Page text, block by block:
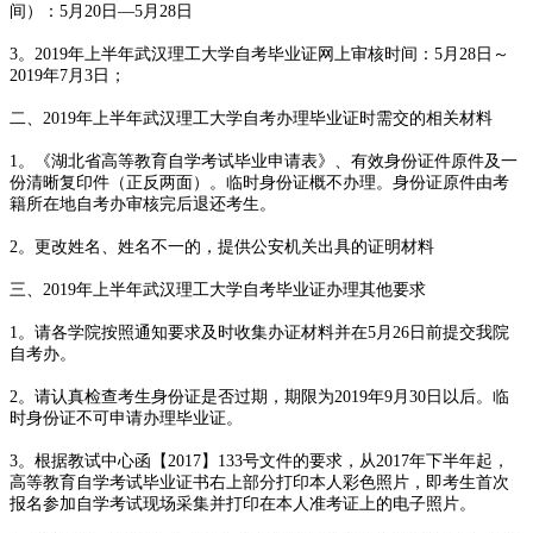
间）：5月20日—5月28日
3。2019年上半年武汉理工大学自考毕业证网上审核时间：5月28日～
2019年7月3日；
二、2019年上半年武汉理工大学自考办理毕业证时需交的相关材料
1。《湖北省高等教育自学考试毕业申请表》、有效身份证件原件及一
份清晰复印件（正反两面）。临时身份证概不办理。身份证原件由考
籍所在地自考办审核完后退还考生。
2。更改姓名、姓名不一的，提供公安机关出具的证明材料
三、2019年上半年武汉理工大学自考毕业证办理其他要求
1。请各学院按照通知要求及时收集办证材料并在5月26日前提交我院
自考办。
2。请认真检查考生身份证是否过期，期限为2019年9月30日以后。临
时身份证不可申请办理毕业证。
3。根据教试中心函【2017】133号文件的要求，从2017年下半年起，
高等教育自学考试毕业证书右上部分打印本人彩色照片，即考生首次
报名参加自学考试现场采集并打印在本人准考证上的电子照片。